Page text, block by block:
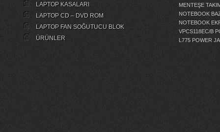
LAPTOP KASALARI
LAPTOP CD – DVD ROM
LAPTOP FAN SOĞUTUCU BLOK
ÜRÜNLER
MENTEŞE
NOTEBOOK
NOTEBOOK
VPCS118EC/B
L775 POWER